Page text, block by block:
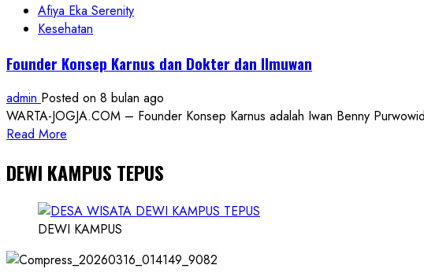
MADAD
KORDA
An-
Yogyakarta
Berdaya
dan
Afiya Eka Serenity
Kesehatan
Founder Konsep Karnus dan Dokter dan Ilmuwan
admin Posted on 8 bulan ago
WARTA-JOGJA.COM – Founder Konsep Karnus adalah Iwan Benny
Read More
about
Konsep
Karnus
Dokter
DEWI KAMPUS TEPUS
DEWI KAMPUS